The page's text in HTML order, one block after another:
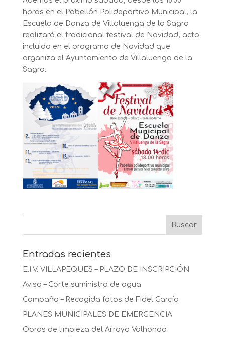
horas en el Pabellón Polideportivo Municipal, la
Escuela de Danza de Villaluenga de la Sagra
realizará el tradicional festival de Navidad, acto
incluido en el programa de Navidad que
organiza el Ayuntamiento de Villaluenga de la
Sagra.
Entradas recientes
E.I.V. VILLAPEQUES – PLAZO DE INSCRIPCIÓN
Aviso – Corte suministro de agua
Campaña – Recogida fotos de Fidel García
PLANES MUNICIPALES DE EMERGENCIA
Obras de limpieza del Arroyo Valhondo